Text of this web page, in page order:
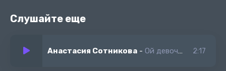
Слушайте еще
Анастасия Сотникова - Ой девочки 2:17